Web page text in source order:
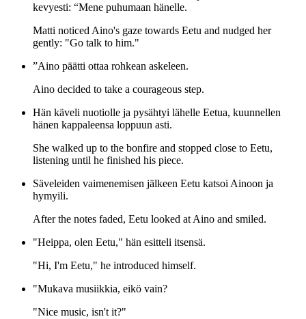
kevyesti: “Mene puhumaan hänelle.
Matti noticed Aino's gaze towards Eetu and nudged her
gently: "Go talk to him."
”Aino päätti ottaa rohkean askeleen.
Aino decided to take a courageous step.
Hän käveli nuotiolle ja pysähtyi lähelle Eetua, kuunnellen
hänen kappaleensa loppuun asti.
She walked up to the bonfire and stopped close to Eetu,
listening until he finished his piece.
Säveleiden vaimenemisen jälkeen Eetu katsoi Ainoon ja
hymyili.
After the notes faded, Eetu looked at Aino and smiled.
"Heippa, olen Eetu," hän esitteli itsensä.
"Hi, I'm Eetu," he introduced himself.
"Mukava musiikkia, eikö vain?
"Nice music, isn't it?"